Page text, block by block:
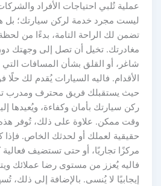
عملية تُلبي احتياجات الأفراد
ليست مجرد خدمة لركن سيارتك؛ بل
تضمن لك الراحة التامة، بدءًا من
مغادرتك. تخيل أن تصل إلى وجهتك
شاغر، أو القلق بشأن المسافات
الأقدام. فاليه السيارات يُقدم لك حلًا
حيث يستقبلك فريق محترف ومدرب
ركن سيارتك بأمان وكفاءة، ويُعيدها
وقت ممكن. علاوة على ذلك، تُوفر هذه
حقيقية لعملك أو لحدثك الخاص. فإذا
مركزًا تجاريًا، أو حتى تستضيف
فاليه يُعزز من مستوى رضا عملائك
إيجابيًا لا يُنسى. بالإضافة إلى ذلك،